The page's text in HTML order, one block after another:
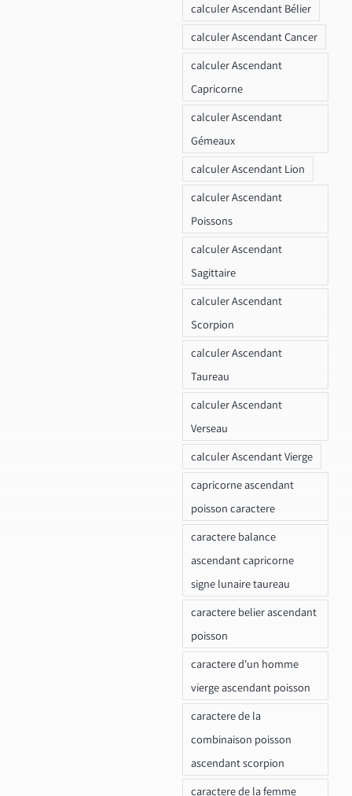
calculer Ascendant Bélier
calculer Ascendant Cancer
calculer Ascendant
Capricorne
calculer Ascendant
Gémeaux
calculer Ascendant Lion
calculer Ascendant
Poissons
calculer Ascendant
Sagittaire
calculer Ascendant
Scorpion
calculer Ascendant
Taureau
calculer Ascendant
Verseau
calculer Ascendant Vierge
capricorne ascendant
poisson caractere
caractere balance
ascendant capricorne
signe lunaire taureau
caractere belier ascendant
poisson
caractere d'un homme
vierge ascendant poisson
caractere de la
combinaison poisson
ascendant scorpion
caractere de la femme